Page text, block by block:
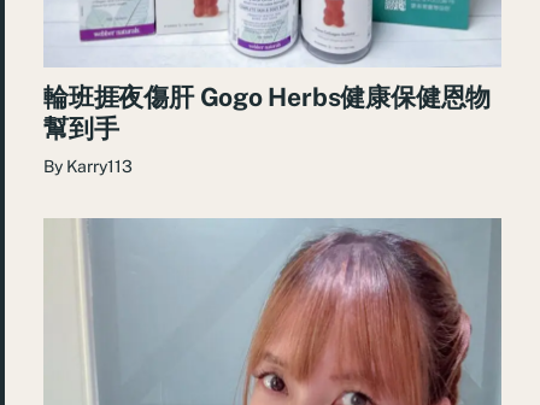
輪班捱夜傷肝 Gogo Herbs健康保健恩物
幫到手
By Karry113